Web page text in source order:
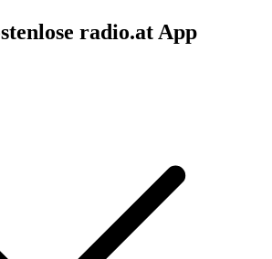
radio.at App